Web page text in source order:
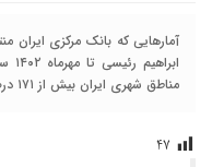
آمارهایی که بانک مرکزی ایران
مناطق شهری ایران بیش از ۱۷۱ درصد افزایش یافته است.
۴۷